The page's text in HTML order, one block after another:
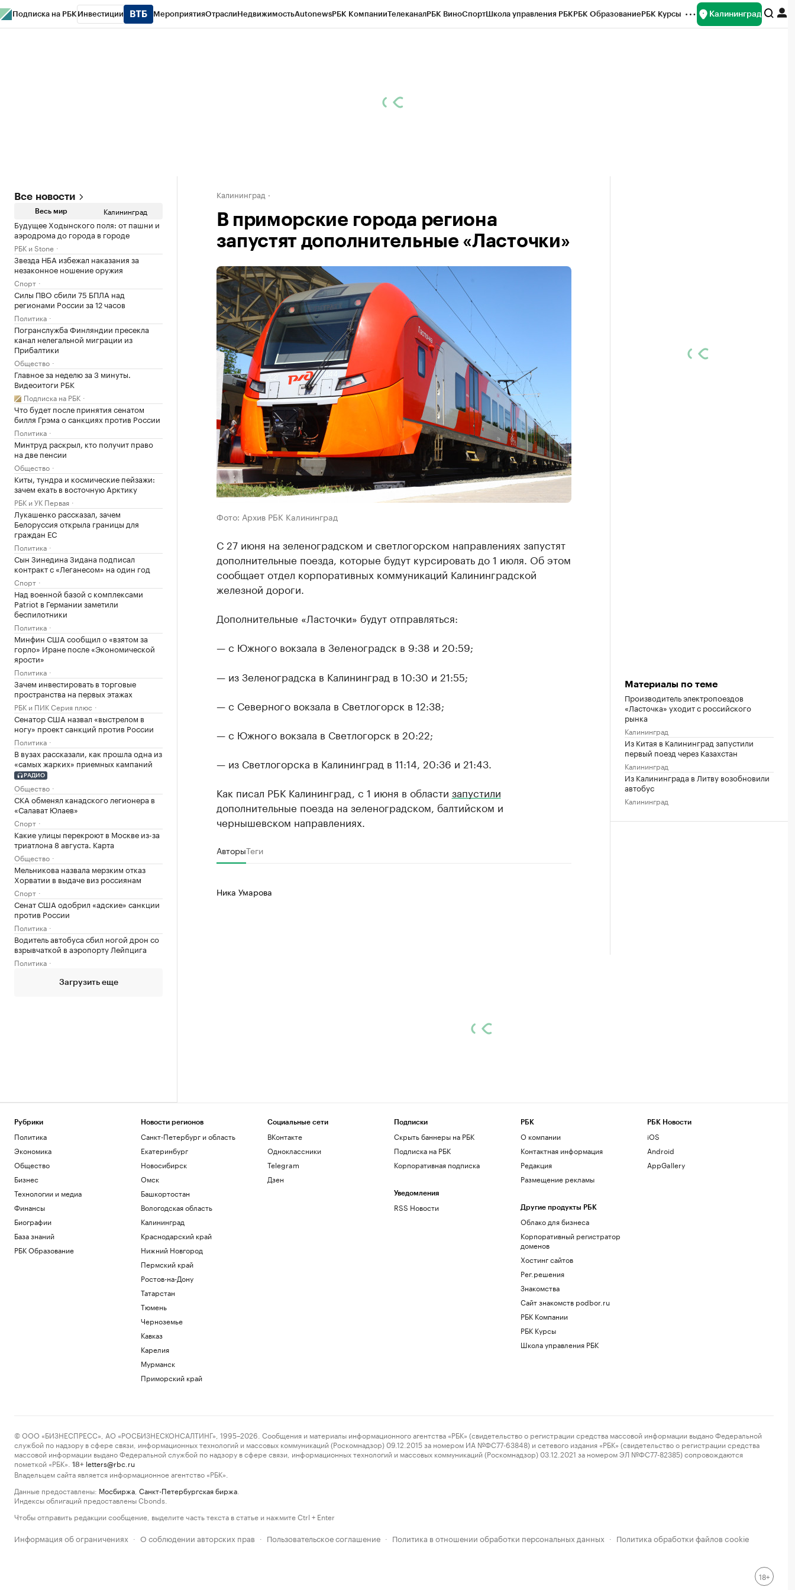
Подписка на РБК Инвестиции МероприятияОтраслиНедвижимостьAutonewsРБК КомпанииТелеканалРБК ВиноСпортШкола управления РБКРБК ОбразованиеРБК Курсы Калининград
Все новости
Весь мир Калининград
Будущее Ходынского поля: от пашни и
аэродрома до города в городе
РБК и Stone
Звезда НБА избежал наказания за
незаконное ношение оружия
Спорт
Силы ПВО сбили 75 БПЛА над
регионами России за 12 часов
Политика
Погранслужба Финляндии пресекла
канал нелегальной миграции из
Прибалтики
Общество
Главное за неделю за 3 минуты.
Видеоитоги РБК
Подписка на РБК
Что будет после принятия сенатом
билля Грэма о санкциях против России
Политика
Минтруд раскрыл, кто получит право
на две пенсии
Общество
Киты, тундра и космические пейзажи:
зачем ехать в восточную Арктику
РБК и УК Первая
Лукашенко рассказал, зачем
Белоруссия открыла границы для
граждан ЕС
Политика
Сын Зинедина Зидана подписал
контракт с «Леганесом» на один год
Спорт
Над военной базой с комплексами
Patriot в Германии заметили
беспилотники
Политика
Минфин США сообщил о «взятом за
горло» Иране после «Экономической
ярости»
Политика
Зачем инвестировать в торговые
пространства на первых этажах
РБК и ПИК Серия плюс
Сенатор США назвал «выстрелом в
ногу» проект санкций против России
Политика
В вузах рассказали, как прошла одна из
«самых жарких» приемных кампаний
РАДИО
Общество
СКА обменял канадского легионера в
«Салават Юлаев»
Спорт
Какие улицы перекроют в Москве из-за
триатлона 8 августа. Карта
Общество
Мельникова назвала мерзким отказ
Хорватии в выдаче виз россиянам
Спорт
Сенат США одобрил «адские» санкции
против России
Политика
Водитель автобуса сбил ногой дрон со
взрывчаткой в аэропорту Лейпцига
Политика
Загрузить еще
Калининград
В приморские города региона
запустят дополнительные «Ласточки»
Фото: Архив РБК Калининград
С 27 июня на зеленоградском и светлогорском направлениях запустят
дополнительные поезда, которые будут курсировать до 1 июля. Об этом
сообщает отдел корпоративных коммуникаций Калининградской
железной дороги.
Дополнительные «Ласточки» будут отправляться:
— с Южного вокзала в Зеленоградск в 9:38 и 20:59;
— из Зеленоградска в Калининград в 10:30 и 21:55;
— с Северного вокзала в Светлогорск в 12:38;
— с Южного вокзала в Светлогорск в 20:22;
— из Светлогорска в Калининград в 11:14, 20:36 и 21:43.
Как писал РБК Калининград, с 1 июня в области запустили
дополнительные поезда на зеленоградском, балтийском и
чернышевском направлениях.
АвторыТеги
Ника Умарова
Материалы по теме
Производитель электропоездов
«Ласточка» уходит с российского
рынка
Калининград
Из Китая в Калининград запустили
первый поезд через Казахстан
Калининград
Из Калининграда в Литву возобновили
автобус
Калининград
Рубрики
Политика
Экономика
Общество
Бизнес
Технологии и медиа
Финансы
Биографии
База знаний
РБК Образование
Новости регионов
Санкт-Петербург и область
Екатеринбург
Новосибирск
Омск
Башкортостан
Вологодская область
Калининград
Краснодарский край
Нижний Новгород
Пермский край
Ростов-на-Дону
Татарстан
Тюмень
Черноземье
Кавказ
Карелия
Мурманск
Приморский край
Социальные сети
ВКонтакте
Одноклассники
Telegram
Дзен
Подписки
Скрыть баннеры на РБК
Подписка на РБК
Корпоративная подписка
Уведомления
RSS Новости
РБК
О компании
Контактная информация
Редакция
Размещение рекламы
Другие продукты РБК
Облако для бизнеса
Корпоративный регистратор
доменов
Хостинг сайтов
Рег.решения
Знакомства
Сайт знакомств podbor.ru
РБК Компании
РБК Курсы
Школа управления РБК
РБК Новости
iOS
Android
AppGallery
© ООО «БИЗНЕСПРЕСС», АО «РОСБИЗНЕСКОНСАЛТИНГ», 1995–2026. Сообщения и материалы информационного агентства «РБК» (свидетельство о регистрации средства массовой информации выдано Федеральной
службой по надзору в сфере связи, информационных технологий и массовых коммуникаций (Роскомнадзор) 09.12.2015 за номером ИА №ФС77-63848) и сетевого издания «РБК» (свидетельство о регистрации средства
массовой информации выдано Федеральной службой по надзору в сфере связи, информационных технологий и массовых коммуникаций (Роскомнадзор) 03.12.2021 за номером ЭЛ №ФС77-82385) сопровождаются
пометкой «РБК».
18+ letters@rbc.ru
Владельцем сайта является информационное агентство «РБК».
Данные предоставлены: Мосбиржа Санкт-Петербургская биржа
Индексы облигаций предоставлены Cbonds.
Чтобы отправить редакции сообщение, выделите часть текста в статье и нажмите Ctrl + Enter
Информация об ограничениях · О соблюдении авторских прав · Пользовательское соглашение · Политика в отношении обработки персональных данных · Политика обработки файлов cookie
18+